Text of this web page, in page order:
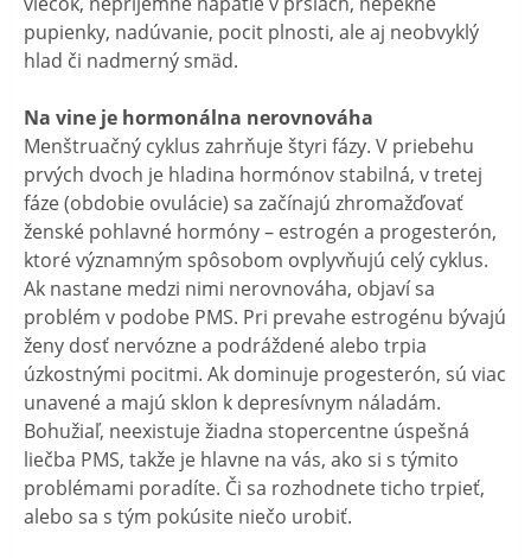
pupienky, nadúvanie, pocit plnosti, ale aj neobvyklý
hlad či nadmerný smäd.
Na vine je hormonálna nerovnováha
Menštruačný cyklus zahrňuje štyri fázy. V priebehu
prvých dvoch je hladina hormónov stabilná, v tretej
fáze (obdobie ovulácie) sa začínajú zhromažďovať
ženské pohlavné hormóny – estrogén a progesterón,
ktoré významným spôsobom ovplyvňujú celý cyklus.
Ak nastane medzi nimi nerovnováha, objaví sa
problém v podobe PMS. Pri prevahe estrogénu bývajú
ženy dosť nervózne a podráždené alebo trpia
úzkostnými pocitmi. Ak dominuje progesterón, sú viac
unavené a majú sklon k depresívnym náladám.
Bohužiaľ, neexistuje žiadna stopercentne úspešná
liečba PMS, takže je hlavne na vás, ako si s týmito
problémami poradíte. Či sa rozhodnete ticho trpieť,
alebo sa s tým pokúsite niečo urobiť.